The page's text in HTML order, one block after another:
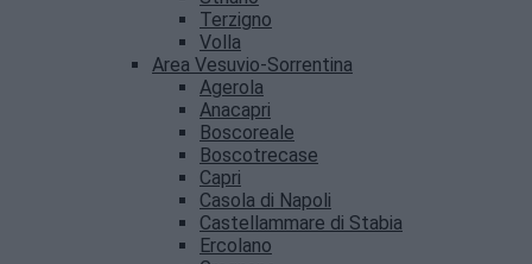
Terzigno
Volla
Area Vesuvio-Sorrentina
Agerola
Anacapri
Boscoreale
Boscotrecase
Capri
Casola di Napoli
Castellammare di Stabia
Ercolano